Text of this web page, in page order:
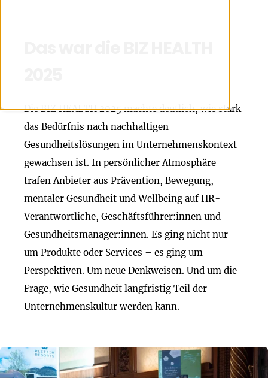
Die BIZ HEALTH 2025 machte deutlich, wie stark
das Bedürfnis nach nachhaltigen
Gesundheitslösungen im Unternehmenskontext
gewachsen ist. In persönlicher Atmosphäre
trafen Anbieter aus Prävention, Bewegung,
mentaler Gesundheit und Wellbeing auf HR-
Verantwortliche, Geschäftsführer:innen und
Gesundheitsmanager:innen. Es ging nicht nur
um Produkte oder Services – es ging um
Perspektiven. Um neue Denkweisen. Und um die
Frage, wie Gesundheit langfristig Teil der
Unternehmenskultur werden kann.